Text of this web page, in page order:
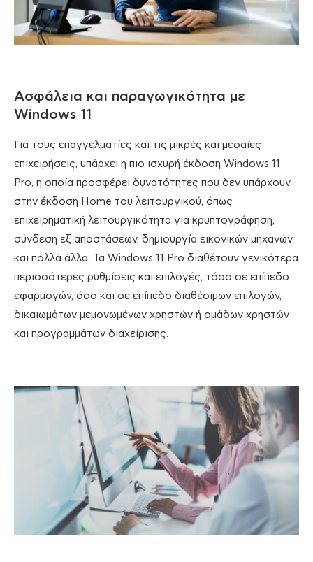
Aσφάλεια και παραγωγικότητα με
Windows 11
Για τους επαγγελματίες και τις μικρές και μεσαίες
επιχειρήσεις, υπάρχει η πιο ισχυρή έκδοση Windows 11
Pro, η οποία προσφέρει δυνατότητες που δεν υπάρχουν
στην έκδοση Home του λειτουργικού, όπως
επιχειρηματική λειτουργικότητα για κρυπτογράφηση,
σύνδεση εξ αποστάσεων, δημιουργία εικονικών μηχανών
και πολλά άλλα. Τα Windows 11 Pro διαθέτουν γενικότερα
περισσότερες ρυθμίσεις και επιλογές, τόσο σε επίπεδο
εφαρμογών, όσο και σε επίπεδο διαθέσιμων επιλογών,
δικαιωμάτων μεμονωμένων χρηστών ή ομάδων χρηστών
και προγραμμάτων διαχείρισης.